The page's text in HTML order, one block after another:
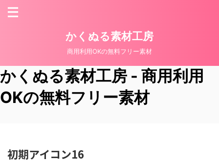
かくぬる素材工房
商用利用OKの無料フリー素材
かくぬる素材工房 - 商用利用
OKの無料フリー素材
初期アイコン16